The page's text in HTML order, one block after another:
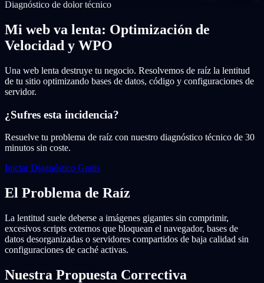
Diagnóstico de dolor técnico
Mi web va lenta: Optimización de
Velocidad y WPO
Una web lenta destruye tu negocio. Resolvemos de raíz la lentitud
de tu sitio optimizando bases de datos, código y configuraciones de
servidor.
¿Sufres esta incidencia?
Resuelve tu problema de raíz con nuestro diagnóstico técnico de 30
minutos sin coste.
Iniciar Diagnóstico Gratis
El Problema de Raíz
La lentitud suele deberse a imágenes gigantes sin comprimir,
excesivos scripts externos que bloquean el navegador, bases de
datos desorganizadas o servidores compartidos de baja calidad sin
configuraciones de caché activas.
Nuestra Propuesta Correctiva